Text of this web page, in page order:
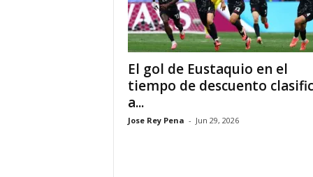
El gol de Eustaquio en el
tiempo de descuento
a...
Jose Rey Pena - Jun 29, 2026